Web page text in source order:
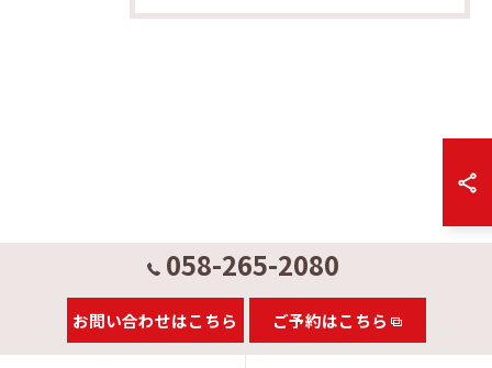
058-265-2080
お問い合わせはこちら ご予約はこちら